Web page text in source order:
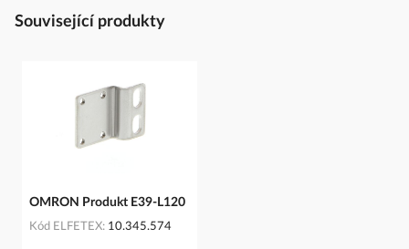
Související produkty
OMRON Produkt E39-L120
Kód ELFETEX 10.345.574